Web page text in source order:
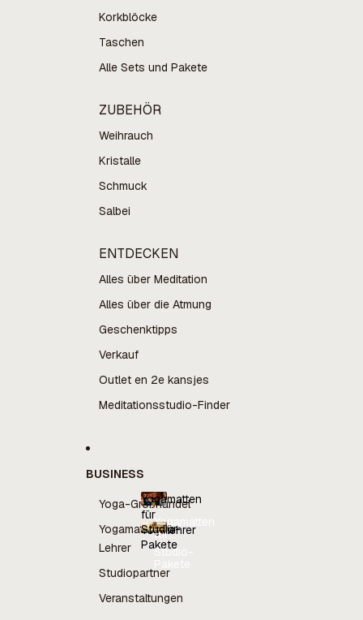
Korkblöcke
Taschen
Alle Sets und Pakete
ZUBEHÖR
Weihrauch
Kristalle
Schmuck
Salbei
ENTDECKEN
Alles über Meditation
Alles über die Atmung
Geschenktipps
Verkauf
Outlet en 2e kansjes
Meditationsstudio-Finder
BUSINESS
Yoga-Großhandel
Yogamatten für
Lehrer
Studiopartner
Veranstaltungen
Yogamatten
für
Yogalehrer
Yogamatten
für
Yogalehrer
Studio-
Pakete
Studio-